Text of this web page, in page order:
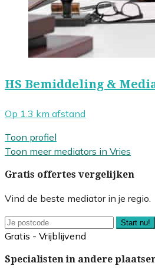
HS Bemiddeling &
Op 1.3 km afstand
Toon profiel
Toon meer mediators in Vries
Gratis offertes vergelijken
Vind de beste mediator in je regio.
Start nu!
Gratis - Vrijblijvend
Specialisten in andere